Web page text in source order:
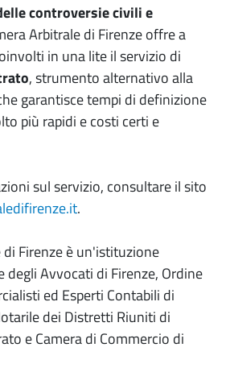
controversie civili e
Arbitrale di Firenze offre a
in una lite il servizio di
, strumento alternativo alla
garantisce tempi di definizione
più rapidi e costi certi e
sul servizio, consultare il sito
.
Firenzeè un'istituzione
degli Avvocati di Firenze, Ordine
ed Esperti Contabili di
dei Distretti Riuniti di
e Camera di Commercio di